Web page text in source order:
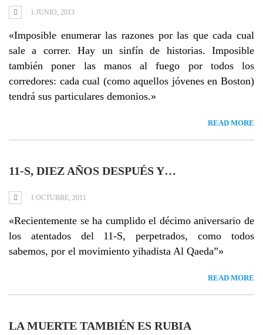
1 JUNIO, 2013
«Imposible enumerar las razones por las que cada cual
sale a correr. Hay un sinfín de historias. Imposible
también poner las manos al fuego por todos los
corredores: cada cual (como aquellos jóvenes en Boston)
tendrá sus particulares demonios.»
READ MORE
11-S, DIEZ AÑOS DESPUÉS Y…
1 OCTUBRE, 2011
«Recientemente se ha cumplido el décimo aniversario de
los atentados del 11-S, perpetrados, como todos
sabemos, por el movimiento yihadista Al Qaeda”»
READ MORE
LA MUERTE TAMBIÉN ES RUBIA